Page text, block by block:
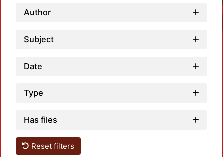
Author
Subject
Date
Type
Has files
Reset filters